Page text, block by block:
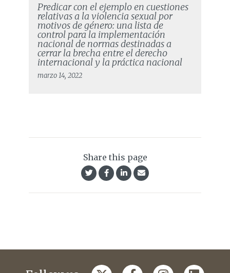
Predicar con el ejemplo en cuestiones
relativas a la violencia sexual por
motivos de género: una lista de
control para la implementación
nacional de normas destinadas a
cerrar la brecha entre el derecho
internacional y la práctica nacional
marzo 14, 2022
Share this page